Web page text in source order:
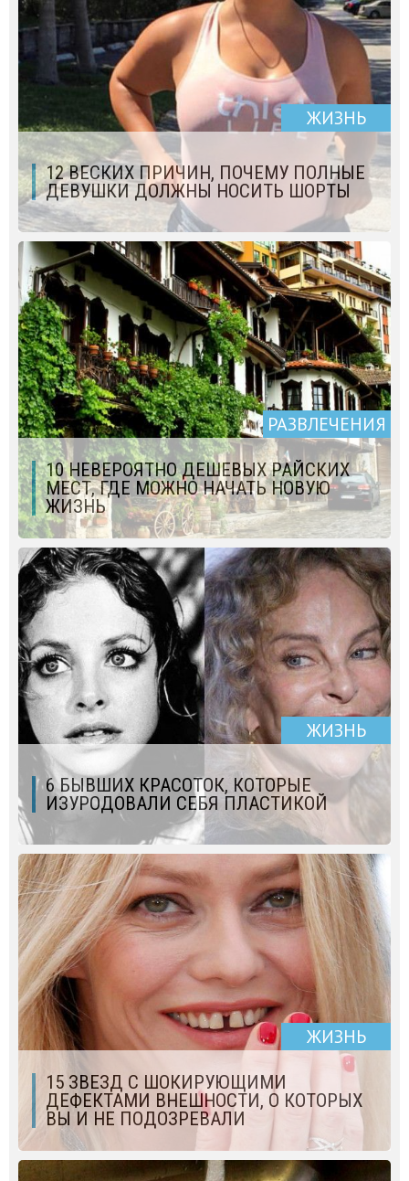
ЖИЗНЬ
12 ВЕСКИХ ПРИЧИН, ПОЧЕМУ ПОЛНЫЕ
ДЕВУШКИ ДОЛЖНЫ НОСИТЬ ШОРТЫ
РАЗВЛЕЧЕНИЯ
10 НЕВЕРОЯТНО ДЕШЕВЫХ РАЙСКИХ
МЕСТ, ГДЕ МОЖНО НАЧАТЬ НОВУЮ
ЖИЗНЬ
ЖИЗНЬ
6 БЫВШИХ КРАСОТОК, КОТОРЫЕ
ИЗУРОДОВАЛИ СЕБЯ ПЛАСТИКОЙ
ЖИЗНЬ
15 ЗВЕЗД С ШОКИРУЮЩИМИ
ДЕФЕКТАМИ ВНЕШНОСТИ, О КОТОРЫХ
ВЫ И НЕ ПОДОЗРЕВАЛИ